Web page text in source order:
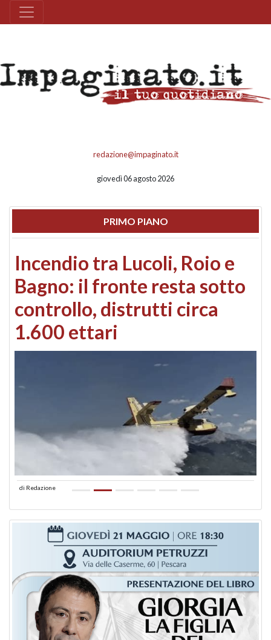
redazione@impaginato.it
giovedì 06 agosto 2026
PRIMO PIANO
Incendio tra Lucoli, Roio e
Bagno: il fronte resta sotto
controllo, distrutti circa
1.600 ettari
di Redazione